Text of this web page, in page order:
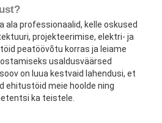
ala professionaalid, kelle oskused
projekteerimise, elektri- ja
peatöövõtu korras ja leiame
usaldusväärsed
on luua kestvaid lahendusi, et
ehitustöid meie hoolde ning
ka teistele.